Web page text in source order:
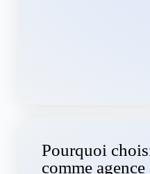
Pourquoi
comme